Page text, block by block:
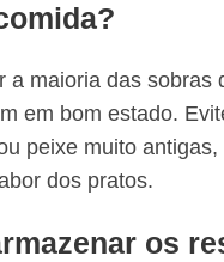
a maioria das sobras
em bom estado.
peixe muito antigas,
dos pratos.
os